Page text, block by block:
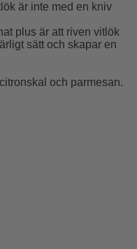
är inte med en kniv
plus är att riven vitlök
sätt och skapar en
och parmesan.